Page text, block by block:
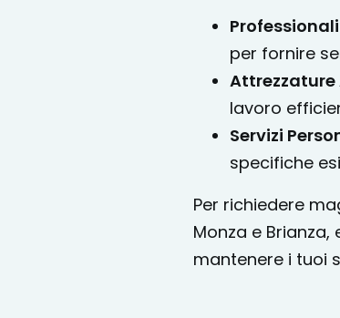
per fornire
lavoro
Servizi
specifiche
Per richiedere
Monza e
mantenere i tuoi